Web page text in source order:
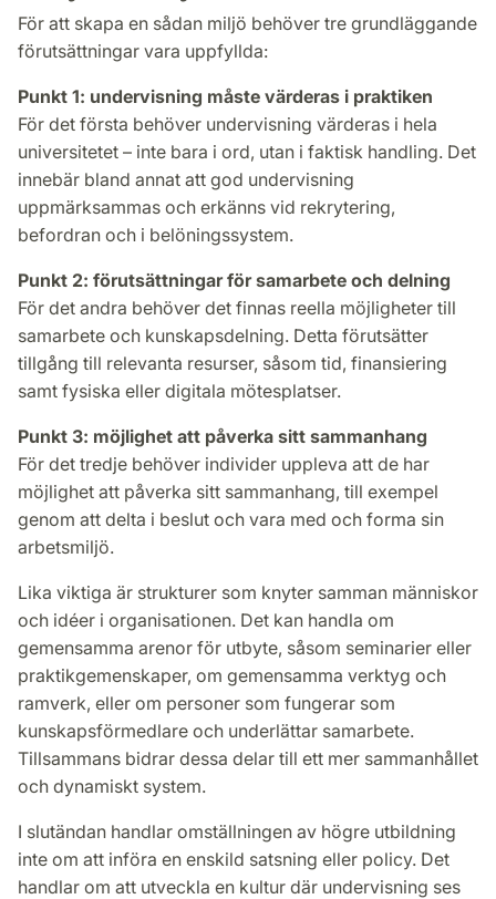
För att skapa en sådan miljö behöver tre grundläggande
förutsättningar vara uppfyllda:
Punkt 1: undervisning måste värderas i praktiken
För det första behöver undervisning värderas i hela
universitetet – inte bara i ord, utan i faktisk handling. Det
innebär bland annat att god undervisning
uppmärksammas och erkänns vid rekrytering,
befordran och i belöningssystem.
Punkt 2: förutsättningar för samarbete och delning
För det andra behöver det finnas reella möjligheter till
samarbete och kunskapsdelning. Detta förutsätter
tillgång till relevanta resurser, såsom tid, finansiering
samt fysiska eller digitala mötesplatser.
Punkt 3: möjlighet att påverka sitt sammanhang
För det tredje behöver individer uppleva att de har
möjlighet att påverka sitt sammanhang, till exempel
genom att delta i beslut och vara med och forma sin
arbetsmiljö.
Lika viktiga är strukturer som knyter samman människor
och idéer i organisationen. Det kan handla om
gemensamma arenor för utbyte, såsom seminarier eller
praktikgemenskaper, om gemensamma verktyg och
ramverk, eller om personer som fungerar som
kunskapsförmedlare och underlättar samarbete.
Tillsammans bidrar dessa delar till ett mer sammanhållet
och dynamiskt system.
I slutändan handlar omställningen av högre utbildning
inte om att införa en enskild satsning eller policy. Det
handlar om att utveckla en kultur där undervisning ses